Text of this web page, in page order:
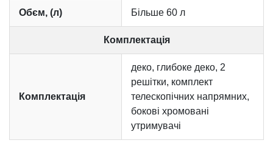
Обєм, (л) Більше 60 л
Комплектація
Комплектація
деко, глибоке деко, 2
решітки, комплект
телескопічних напрямних,
бокові хромовані
утримувачі